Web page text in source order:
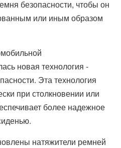
безопасности, чтобы он
или иным образом
новая технология -
Эта технология
при столкновении или
более надежное
натяжители ремней